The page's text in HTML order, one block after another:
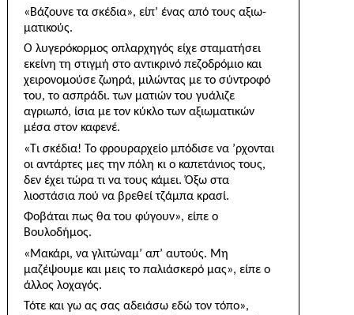
«Βάζουνε τα σκέδια», είπ’ ένας από τους αξιω­
ματικούς.
Ο λυγερόκορμος οπλαρχηγός είχε σταματήσει
εκείνη τη στιγμή στο αντικρινό πεζοδρόμιο και
χειρονομούσε ζωηρά, μιλώντας με το σύντροφό
του, το ασπράδι. των ματιών του γυάλιζε
αγριωπό, ίσια με τον κύκλο των αξιωματικών
μέσα στον καφενέ.
«Τι σκέδια! Το φρουραρχείο μπόδισε να ’ρχονται
οι αντάρτες μες την πόλη κι ο καπετάνιος τους,
δεν έχει τώρα τι να τους κάμει. Όξω στα
λιοστάσια πού να βρεθεί τζάμπα κρασί.
Φοβάται πως θα του φύγουν», είπε ο
Βουλοδήμος.
«Μακάρι, να γλιτώναμ’ απ’ αυτούς. Μη
μαζέψουμε και μεις το παλιάσκερό μας», είπε ο
άλλος λοχαγός.
Τότε και γω ας σας αδειάσω εδώ τον τόπο»,